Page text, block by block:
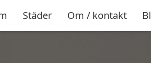
Städer Om / kontakt